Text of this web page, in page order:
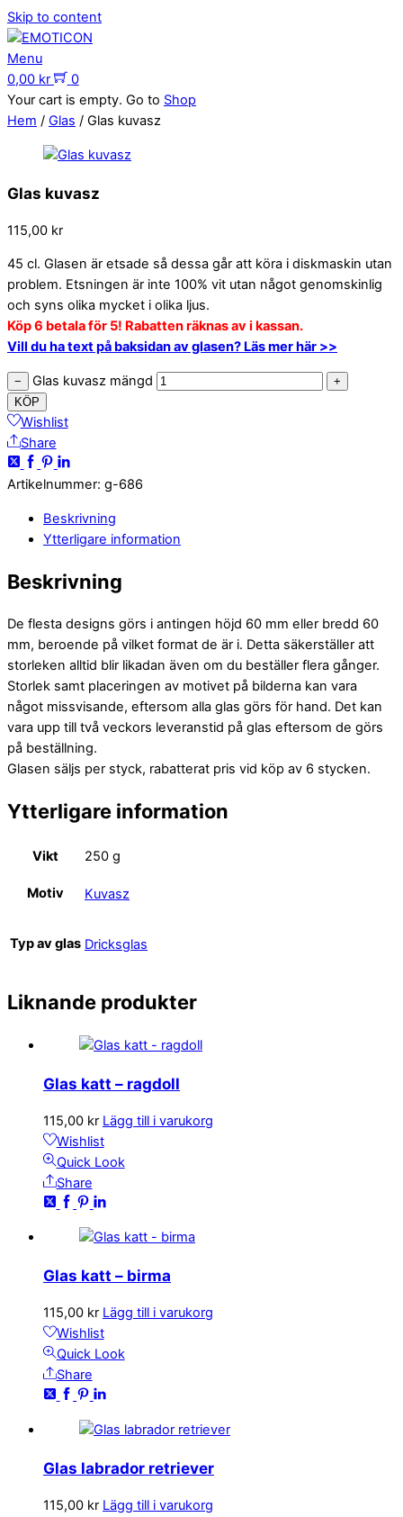
Skip to content
Menu
0,00 kr
0
Your cart is empty. Go to Shop
Hem / Glas / Glas kuvasz
Glas kuvasz
115,00 kr
45 cl. Glasen är etsade så dessa går att köra i diskmaskin utan
problem. Etsningen är inte 100% vit utan något genomskinlig
och syns olika mycket i olika ljus.
Köp 6 betala för 5! Rabatten räknas av i kassan.
Vill du ha text på baksidan av glasen? Läs mer här >>
− Glas kuvasz mängd
+
KÖP
Wishlist
Share
Artikelnummer: g-686
Beskrivning
Ytterligare information
Beskrivning
De flesta designs görs i antingen höjd 60 mm eller bredd 60
mm, beroende på vilket format de är i. Detta säkerställer att
storleken alltid blir likadan även om du beställer flera gånger.
Storlek samt placeringen av motivet på bilderna kan vara
något missvisande, eftersom alla glas görs för hand. Det kan
vara upp till två veckors leveranstid på glas eftersom de görs
på beställning.
Glasen säljs per styck, rabatterat pris vid köp av 6 stycken.
Ytterligare information
Vikt 250 g
Motiv Kuvasz
Typ av glas Dricksglas
Liknande produkter
Glas katt – ragdoll
115,00 kr Lägg till i varukorg
Wishlist
Quick Look
Share
Glas katt – birma
115,00 kr Lägg till i varukorg
Wishlist
Quick Look
Share
Glas labrador retriever
115,00 kr Lägg till i varukorg